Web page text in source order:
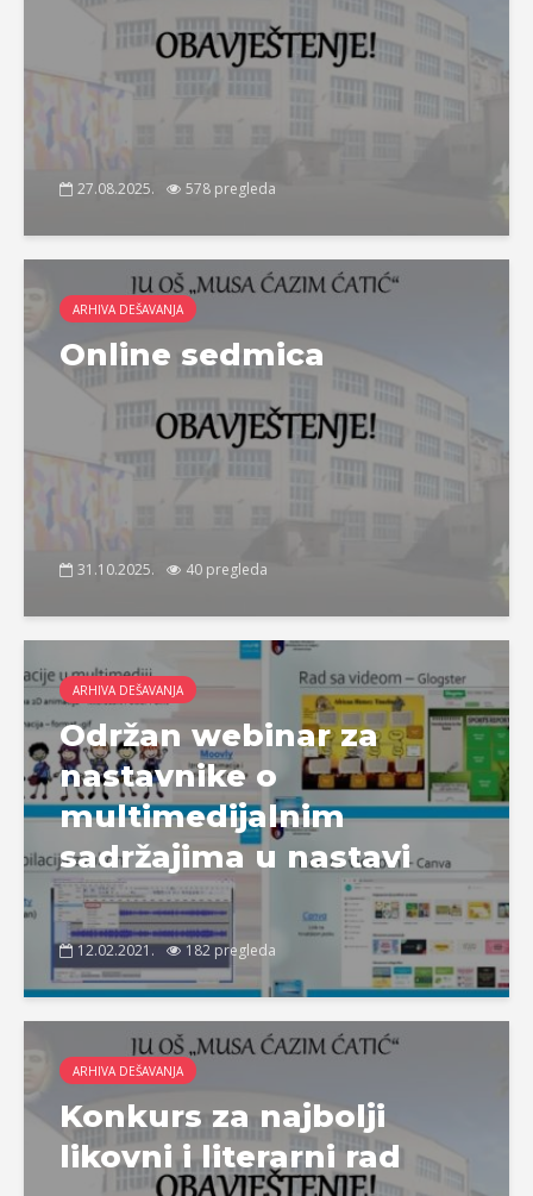
27.08.2025. 578 pregleda
ARHIVA DEŠAVANJA
Online sedmica
31.10.2025. 40 pregleda
ARHIVA DEŠAVANJA
Održan webinar za
nastavnike o
multimedijalnim
sadržajima u nastavi
12.02.2021. 182 pregleda
ARHIVA DEŠAVANJA
Konkurs za najbolji
likovni i literarni rad